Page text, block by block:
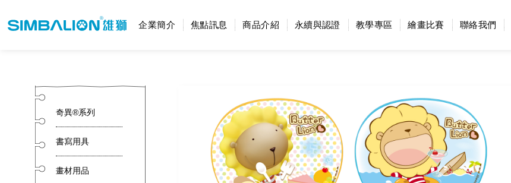
企業簡介 焦點訊息 商品介紹 永續與認證 教學專區 繪畫比賽 聯絡我們
奇異®系列
書寫用具
畫材用品